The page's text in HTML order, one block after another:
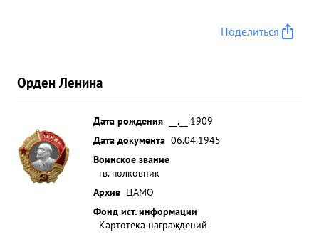
Поделиться
Орден Ленина
Дата рождения
__.__.1909
Дата документа 06.04.1945
Воинское звание
гв. полковник
Архив ЦАМО
Фонд ист. информации
Картотека награждений